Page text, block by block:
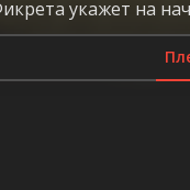
укажет на